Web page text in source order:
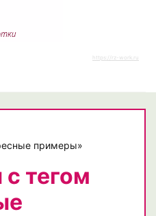
https://rz-work.ru
примеры»
тегом